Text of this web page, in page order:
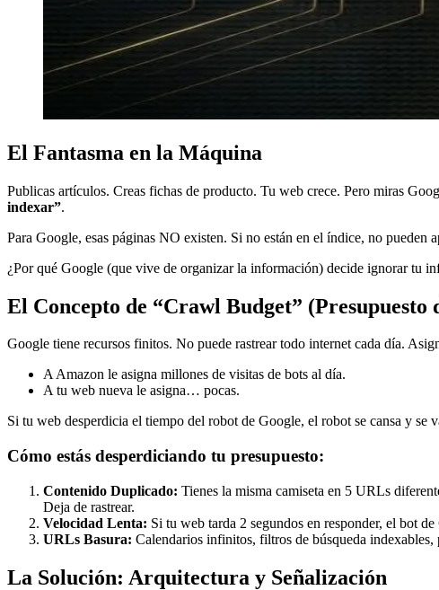
El Fantasma en la Máquina
Publicas artículos. Creas fichas de producto. Tu web crece. Pero miras
indexar”.
Para Google, esas páginas NO existen. Si no están en el índice, no
¿Por qué Google (que vive de organizar la información) decide ignorar tu
El Concepto de “Crawl Budget” (Presupuesto
Google tiene recursos finitos. No puede rastrear todo internet cada día.
A Amazon le asigna millones de visitas de bots al día.
A tu web nueva le asigna… pocas.
Si tu web desperdicia el tiempo del robot de Google, el robot se cansa y se
Cómo estás desperdiciando tu presupuesto:
Contenido Duplicado: Tienes la misma camiseta en 5 URLs
Deja de rastrear.
Velocidad Lenta: Si tu web tarda 2 segundos en responder, el bot
URLs Basura: Calendarios infinitos, filtros de búsqueda indexables,
La Solución: Arquitectura y Señalización